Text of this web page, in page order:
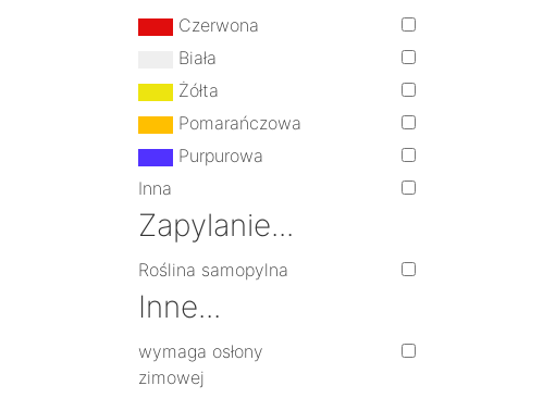
Czerwona
Biała
Żółta
Pomarańczowa
Purpurowa
Inna
Zapylanie...
Roślina samopylna
Inne...
wymaga osłony
zimowej